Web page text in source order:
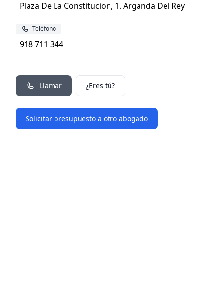
Plaza De La Constitucion, 1. Arganda Del Rey
Teléfono
918 711 344
Llamar ¿Eres tú?
Solicitar presupuesto a otro abogado